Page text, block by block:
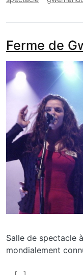
Ferme de
Image
Salle de spectacle
mondialement